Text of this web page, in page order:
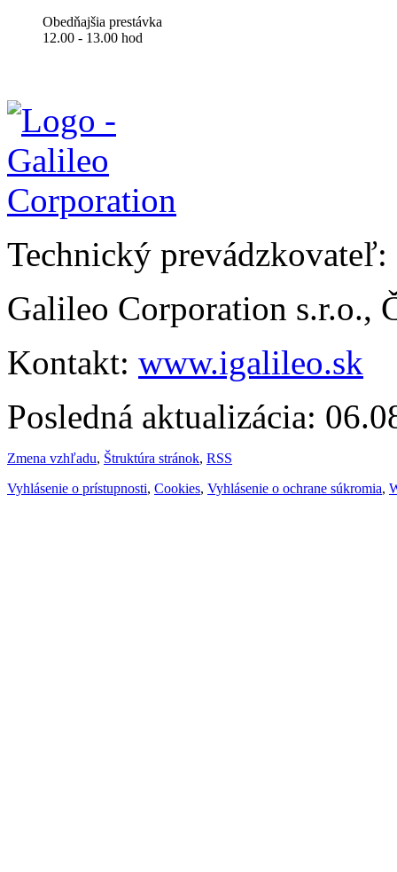
Obedňajšia prestávka
12.00 - 13.00 hod
Technický prevádzkovateľ:
Galileo Corporation s.r.o.,
Kontakt: www.igalileo.sk
Posledná aktualizácia:
Zmena vzhľadu, Štruktúra stránok, RSS
Vyhlásenie o prístupnosti, Cookies, Vyhlásenie o ochrane súkromia,